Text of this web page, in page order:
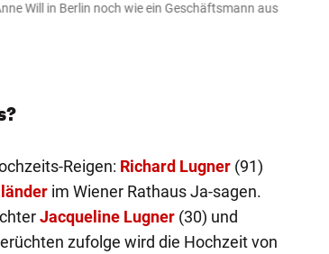
Will in Berlin noch wie ein Geschäftsmann aus
Reigen: Richard Lugner(91)
im Wiener Rathaus Ja-sagen.
Jacqueline Lugner(30) und
zufolge wird die Hochzeit von